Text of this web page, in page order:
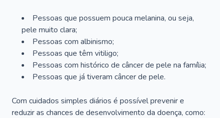
Pessoas que possuem pouca melanina, ou seja,
pele muito clara;
Pessoas com albinismo;
Pessoas que têm vitiligo;
Pessoas com histórico de câncer de pele na família;
Pessoas que já tiveram câncer de pele.
Com cuidados simples diários é possível prevenir e
reduzir as chances de desenvolvimento da doença, como: